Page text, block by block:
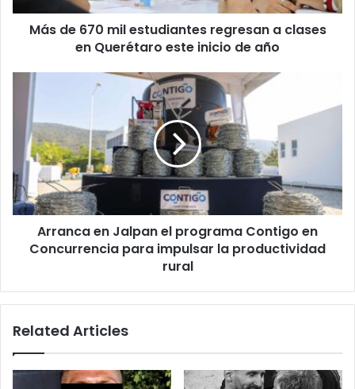
en
Querétaro
año
Más de 670 mil estudiantes regresan a clases
en Querétaro este inicio de año
Arranca
Jalpan
programa
Contigo
en
Concurrencia
para
impulsarArranca en Jalpan el programa Contigo en
Concurrencia para impulsar la productividad
rural
Related Articles